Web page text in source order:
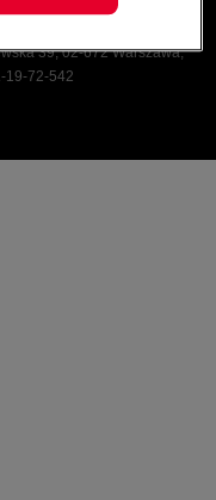
39, 02-672 Warszawa,
19-72-542